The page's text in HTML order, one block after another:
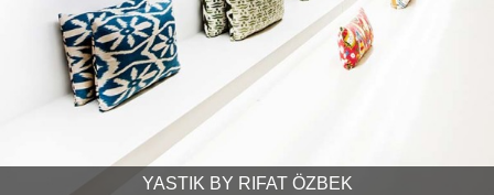
YASTIK BY RIFAT ÖZBEK